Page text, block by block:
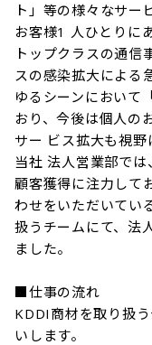
ト」等の様々なサー
お客様1 人ひとりに
トップクラスの通信
スの感染拡大による
ゆるシーンにおいて
おり、今後は個人の
サー ビス拡大も視野
当社 法人営業部で
顧客獲得に注力して
わせをいただいてい
扱うチームにて、法
ました。
■仕事の流れ
KDDI商材を取り扱
いします。